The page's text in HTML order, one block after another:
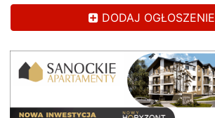
DODAJ OGŁOSZENIE